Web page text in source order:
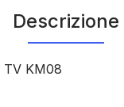
Descrizione
KM08